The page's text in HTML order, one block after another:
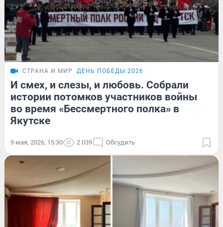
СТРАНА И МИР ДЕНЬ ПОБЕДЫ 2026
И смех, и слезы, и любовь. Собрали
истории потомков участников войны
во время «Бессмертного полка» в
Якутске
9 мая, 2026, 15:30 2 039 Обсудить